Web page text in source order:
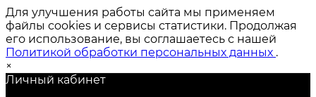
Для улучшения работы сайта мы применяем
файлы cookies и сервисы статистики. Продолжая
его использование, вы соглашаетесь с нашей
Политикой обработки персональных данных .
×
Личный кабинет